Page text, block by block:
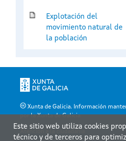
Explotación del
movimiento natural de
la población
Xunta de Galicia. Información
por la Xunta de Galicia
Este sitio web utiliza cookies
técnico y de terceros para